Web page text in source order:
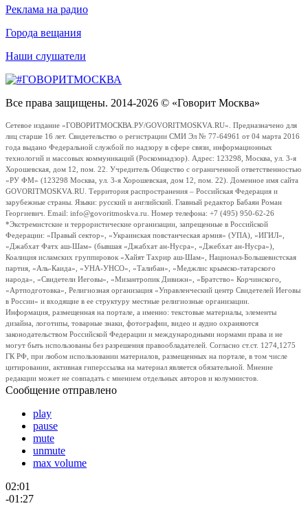
Реклама на радио
Города вещания
Наши слушатели
Все права защищены. 2014-2026 © «Говорит Москва»
Сетевое издание «ГОВОРИТМОСКВА.РУ/GOVORITMOSKVA.RU». Предназначено для
лиц старше 16 лет. Свидетельство о регистрации СМИ Эл № 77-64961 от 04 марта 2016
года выдано Федеральной службой по надзору в сфере связи, информационных
технологий и массовых коммуникаций (Роскомнадзор). Адрес: 123298, Москва, ул. 3-я
Хорошевская, дом 12, пом. 22. Учредитель Общество с ограниченной ответственностью
«РУ ФМ» (123298 Москва, ул. 3-я Хорошевская, дом 12, пом. 22). Доменное имя сайта
GOVORITMOSKVA.RU. Территория распространения – Российская Федерация и
зарубежные страны. Языки: русский и английский. Главный редактор Бабаян Роман
Георгиевич. Email: info@govoritmoskva.ru. Номер телефона: +7 (495) 950-62-26
*Экстремистские и террористические организации, запрещенные в Российской
Федерации: «Правый сектор», «Украинская повстанческая армия» (УПА), «ИГИЛ»,
«Джабхат Фатх аш-Шам» (бывшая «Джабхат ан-Нусра», «Джебхат ан-Нусра»),
Коалиция исламских группировок «Хайят Тахрир аш-Шам», Национал-Большевистская
партия, «Аль-Каида», «УНА-УНСО», «Талибан», «Меджлис крымско-татарского
народа», «Свидетели Иеговы», «Мизантропик Дивижн», «Братство» Корчинского,
«Артподготовка», Религиозная организация «Управленческий центр Свидетелей Иеговы
в России» и входящие в ее структуру местные религиозные организации.
Информация, размещенная на портале, а именно: текстовые материалы, элементы
дизайна, логотипы, товарные знаки, фотографии, видео и аудио охраняются
законодательством Российской Федерации и международными нормами права и не
могут быть использованы без разрешения правообладателей. Согласно ст.ст. 1274,1275
ГК РФ, при любом использовании материалов, размещенных на портале, в том числе
цитировании, активная гиперссылка на материал является обязательной. Мнение
редакции может не совпадать с мнением отдельных авторов и колумнистов.
Сообщение отправлено
play
pause
mute
unmute
max volume
02:01
-01:27